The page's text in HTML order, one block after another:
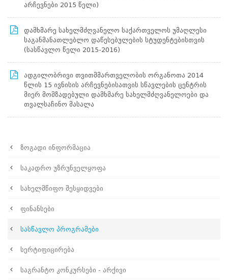
სახელმწიფო
შესყიდვები
შესყიდვების
წლიური
სახელმწიფო
შესყიდვები
ფინანსები
ბიუჯეტი
გრანტები
პროგრამები
ინსტრუქციები
საინფორმაციო
ხასიათის
სასწავლო
დაგეგმილი/
ტრენინგები
კურსები
არჩევნები 2015 წელი)
დამხმარე სახელმძღვანელო საქართველოს უმაღლესი
საგანმანათლებლო დაწესებულების სტუდენტებისთვის
(სასწავლო წელი 2015-2016)
ადგილობრივი თვითმმართველობის ორგანოთა 2014
წლის 15 ივნისის არჩევნებისათვის სწავლების ცენტრის
მიერ მომზადებული დამხმარე სახელმძღვანელოები და
თვალსაჩინო მასალა
ზოგადი ინფორმაცია
საკადრო უზრუნველყოფა
სახელმწიფო შესყიდვები
ფინანსები
სასწავლო პროგრამები
სერტიფიცირება
საგრანტო კონკურსები - არქივი